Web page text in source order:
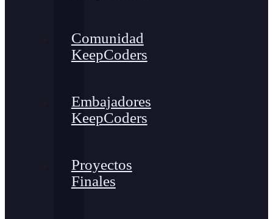
Comunidad
KeepCoders
Embajadores
KeepCoders
Proyectos
Finales